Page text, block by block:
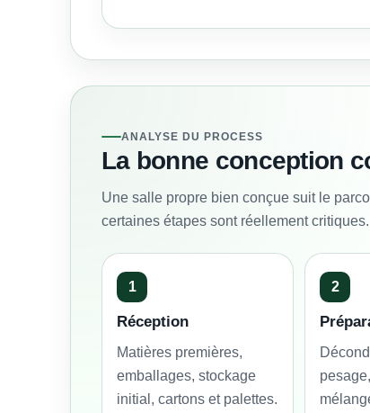
ANALYSE DU PROCESS
La bonne conception
Une salle propre bien conçue suit le
certaines étapes sont réellement critiques.
1
Réception
Matières premières,
emballages, stockage
initial, cartons et palettes.
2